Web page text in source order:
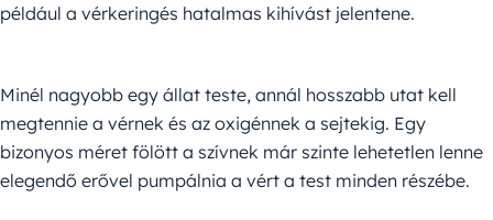
például a vérkeringés hatalmas kihívást jelentene.
Minél nagyobb egy állat teste, annál hosszabb utat kell
megtennie a vérnek és az oxigénnek a sejtekig. Egy
bizonyos méret fölött a szívnek már szinte lehetetlen lenne
elegendő erővel pumpálnia a vért a test minden részébe.